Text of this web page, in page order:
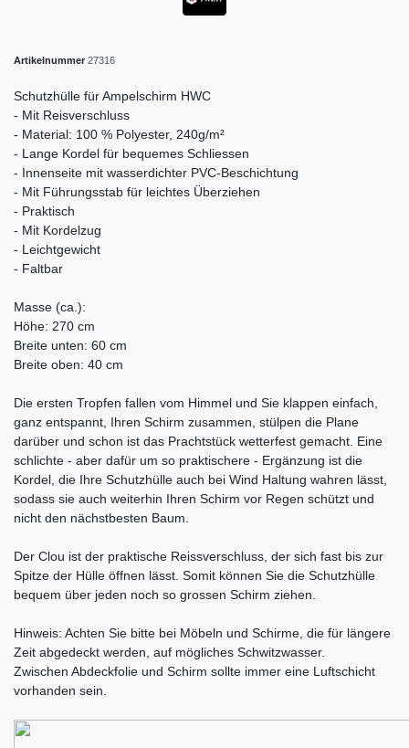
Artikelnummer 27316
Schutzhülle für Ampelschirm HWC
- Mit Reisverschluss
- Material: 100 % Polyester, 240g/m²
- Lange Kordel für bequemes Schliessen
- Innenseite mit wasserdichter PVC-Beschichtung
- Mit Führungsstab für leichtes Überziehen
- Praktisch
- Mit Kordelzug
- Leichtgewicht
- Faltbar
Masse (ca.):
Höhe: 270 cm
Breite unten: 60 cm
Breite oben: 40 cm
Die ersten Tropfen fallen vom Himmel und Sie klappen einfach,
ganz entspannt, Ihren Schirm zusammen, stülpen die Plane
darüber und schon ist das Prachtstück wetterfest gemacht. Eine
schlichte - aber dafür um so praktischere - Ergänzung ist die
Kordel, die Ihre Schutzhülle auch bei Wind Haltung wahren lässt,
sodass sie auch weiterhin Ihren Schirm vor Regen schützt und
nicht den nächstbesten Baum.
Der Clou ist der praktische Reissverschluss, der sich fast bis zur
Spitze der Hülle öffnen lässt. Somit können Sie die Schutzhülle
bequem über jeden noch so grossen Schirm ziehen.
Hinweis: Achten Sie bitte bei Möbeln und Schirme, die für längere
Zeit abgedeckt werden, auf mögliches Schwitzwasser.
Zwischen Abdeckfolie und Schirm sollte immer eine Luftschicht
vorhanden sein.